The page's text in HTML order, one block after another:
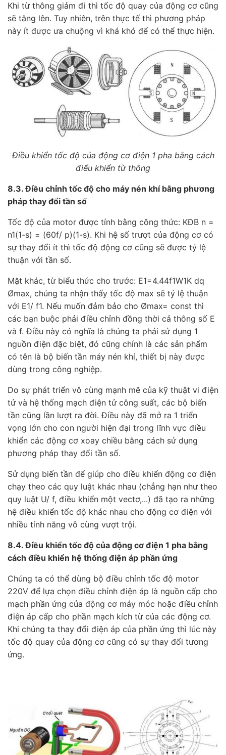
Khi từ thông giảm đi thì tốc độ quay của động cơ cũng
sẽ tăng lên. Tuy nhiên, trên thực tế thì phương pháp
này ít được ưa chuộng vì khá khó để có thể thực hiện.
Điều khiển tốc độ của động cơ điện 1 pha bằng cách
điểu khiển từ thông
8.3. Điều chỉnh tốc độ cho máy nén khí bằng phương
pháp thay đổi tần số
Tốc độ của motor được tính bằng công thức: KĐB n =
n1(1-s) = (60f/ p)(1-s). Khi hệ số trượt của động cơ có
sự thay đổi ít thì tốc độ động cơ cũng sẽ được tỷ lệ
thuận với tần số.
Mặt khác, từ biểu thức cho trước: E1=4.44f1W1K dq
Ømax, chúng ta nhận thấy tốc độ max sẽ tỷ lệ thuận
với E1/ f1. Nếu muốn đảm bảo cho Ømax= const thì
các bạn buộc phải điều chỉnh đồng thời cả thông số E
và f. Điều này có nghĩa là chúng ta phải sử dụng 1
nguồn điện đặc biệt, đó cũng chính là các sản phẩm
có tên là bộ biến tần máy nén khí, thiết bị này được
dùng trong công nghiệp.
Do sự phát triển vô cùng mạnh mẽ của kỹ thuật vi điện
tử và hệ thống mạch điện tử công suất, các bộ biến
tần cũng lần lượt ra đời. Điều này đã mở ra 1 triển
vọng lớn cho con người hiện đại trong lĩnh vực điều
khiển các động cơ xoay chiều bằng cách sử dụng
phương pháp thay đổi tần số.
Sử dụng biến tần để giúp cho điều khiển động cơ điện
chạy theo các quy luật khác nhau (chẳng hạn như theo
quy luật U/ f, điều khiển một vectơ,...) đã tạo ra những
hệ điều khiển tốc độ khác nhau cho động cơ điện với
nhiều tính năng vô cùng vượt trội.
8.4. Điều khiển tốc độ của động cơ điện 1 pha bằng
cách điều khiển hệ thống điện áp phần ứng
Chúng ta có thể dùng bộ điều chỉnh tốc độ motor
220V để lựa chọn điều chỉnh điện áp là nguồn cấp cho
mạch phần ứng của động cơ máy móc hoặc điều chỉnh
điện áp cấp cho phần mạch kích từ của các động cơ.
Khi chúng ta thay đổi điện áp của phần ứng thì lúc này
tốc độ quay của động cơ cũng có sự thay đổi tương
ứng.